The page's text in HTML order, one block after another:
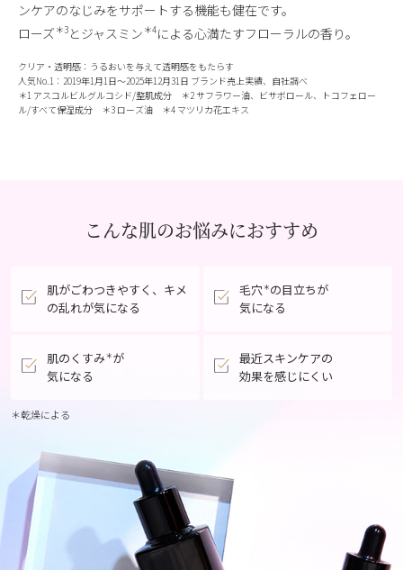
ンケアのなじみをサポートする機能も健在です。
ローズ ＊3 とジャスミン ＊4による心満たすフローラルの香り。
クリア・透明感：うるおいを与えて透明感をもたらす
人気No.1：2019年1月1日〜2025年12月31日 ブランド売上実績、自社調べ
＊1 アスコルビルグルコシド/整肌成分 ＊2 サフラワー油、ビサボロール、トコフェロー
ル/すべて保湿成分 ＊3 ローズ油 ＊4 マツリカ花エキス
こんな肌のお悩みにおすすめ
肌がごわつきやすく、 キメ
の乱れが気になる
毛穴＊の目立ちが
気になる
肌のくすみ＊が
気になる
最近スキンケアの
効果を感じにくい
＊乾燥による